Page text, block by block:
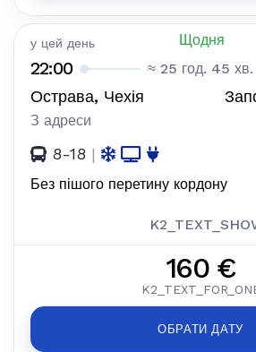
у цей день Щодня
22:00 ≈ 25 год. 45 хв.
Острава, Чехія
З адреси
8-18 |
Без пішого перетину кордону
160 €
ОБРАТИ ДАТУ